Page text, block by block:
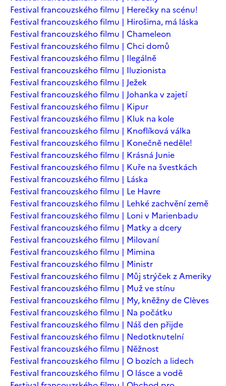
Festival francouzského filmu | Herečky na scénu!
Festival francouzského filmu | Hirošima, má láska
Festival francouzského filmu | Chameleon
Festival francouzského filmu | Chci domů
Festival francouzského filmu | Ilegálně
Festival francouzského filmu | Iluzionista
Festival francouzského filmu | Ježek
Festival francouzského filmu | Johanka v zajetí
Festival francouzského filmu | Kipur
Festival francouzského filmu | Kluk na kole
Festival francouzského filmu | Knoflíková válka
Festival francouzského filmu | Konečně neděle!
Festival francouzského filmu | Krásná Junie
Festival francouzského filmu | Kuře na švestkách
Festival francouzského filmu | Láska
Festival francouzského filmu | Le Havre
Festival francouzského filmu | Lehké zachvění země
Festival francouzského filmu | Loni v Marienbadu
Festival francouzského filmu | Matky a dcery
Festival francouzského filmu | Milovaní
Festival francouzského filmu | Mimina
Festival francouzského filmu | Ministr
Festival francouzského filmu | Můj strýček z Ameriky
Festival francouzského filmu | Muž ve stínu
Festival francouzského filmu | My, kněžny de Clèves
Festival francouzského filmu | Na počátku
Festival francouzského filmu | Náš den přijde
Festival francouzského filmu | Nedotknutelní
Festival francouzského filmu | Něžnost
Festival francouzského filmu | O bozích a lidech
Festival francouzského filmu | O lásce a vodě